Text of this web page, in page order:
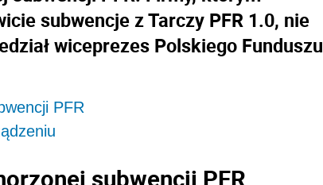
subwencje z Tarczy PFR 1.0, nie
wiceprezes Polskiego Funduszu
PFR
subwencji PFR